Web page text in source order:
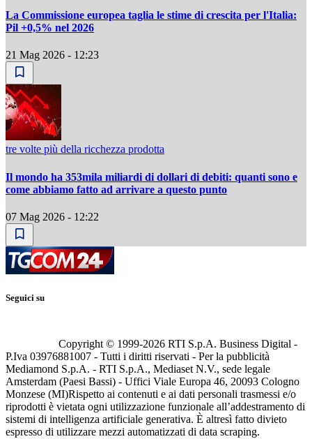
La Commissione europea taglia le stime di crescita per l'Italia:
Pil +0,5% nel 2026
21 Mag 2026 - 12:23
tre volte più della ricchezza prodotta
Il mondo ha 353mila miliardi di dollari di debiti: quanti sono e
come abbiamo fatto ad arrivare a questo punto
07 Mag 2026 - 12:22
Seguici su
Copyright © 1999-2026 RTI S.p.A. Business Digital -
P.Iva 03976881007 - Tutti i diritti riservati - Per la pubblicità
Mediamond S.p.A. - RTI S.p.A., Mediaset N.V., sede legale
Amsterdam (Paesi Bassi) - Uffici Viale Europa 46, 20093 Cologno
Monzese (MI)Rispetto ai contenuti e ai dati personali trasmessi e/o
riprodotti è vietata ogni utilizzazione funzionale all’addestramento di
sistemi di intelligenza artificiale generativa. È altresì fatto divieto
espresso di utilizzare mezzi automatizzati di data scraping.